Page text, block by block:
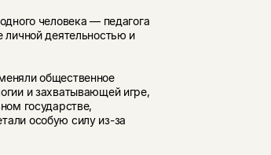
человека — педагога
деятельностью и
общественное
и захватывающей игре,
государстве,
особую силу из-за